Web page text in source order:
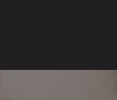
Aanbod